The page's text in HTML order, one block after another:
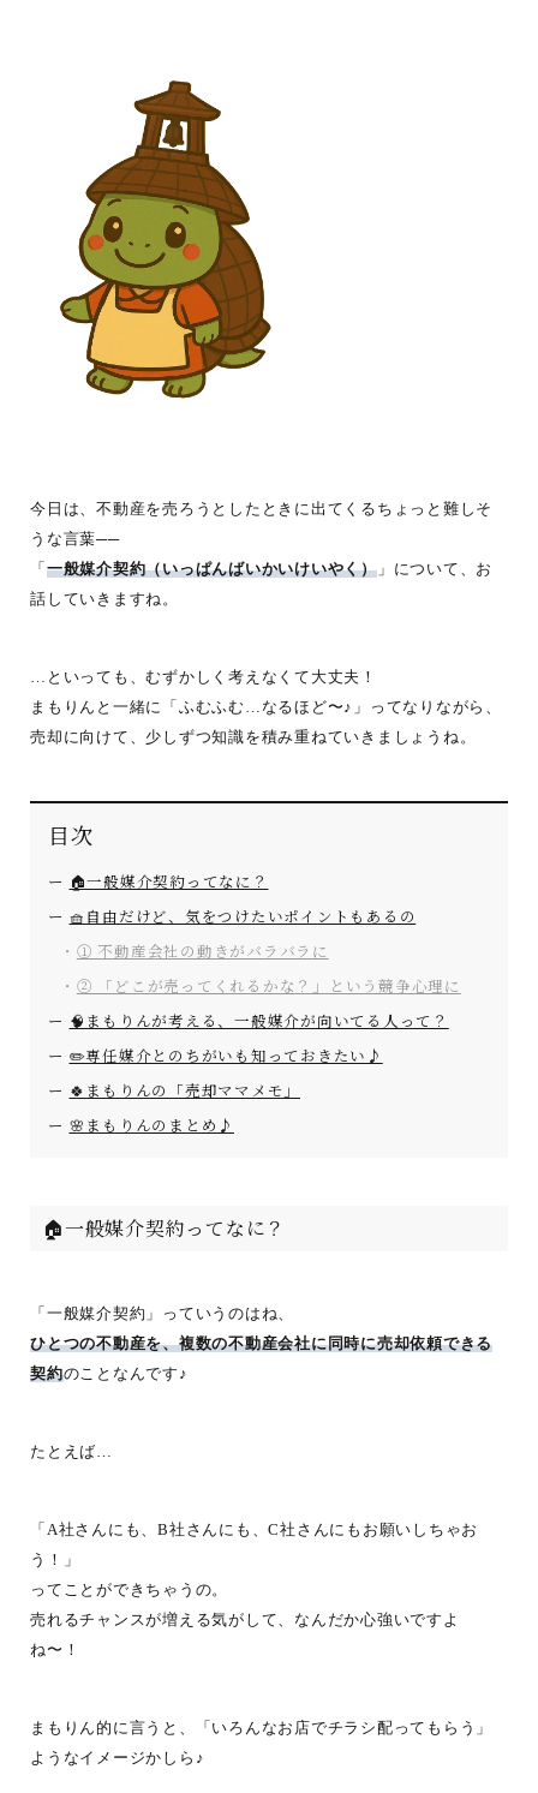
今日は、不動産を売ろうとしたときに出てくるちょっと難しそ
うな言葉──
「 一般媒介契約（いっぱんばいかいけいやく）」について、お
話していきますね。
…といっても、むずかしく考えなくて大丈夫！
まもりんと一緒に「ふむふむ…なるほど〜♪」ってなりながら、
売却に向けて、少しずつ知識を積み重ねていきましょうね。
目次
🏠一般媒介契約ってなに？
🧺自由だけど、気をつけたいポイントもあるの
① 不動産会社の動きがバラバラに
② 「どこが売ってくれるかな？」という競争心理に
🧠まもりんが考える、一般媒介が向いてる人って？
✏️専任媒介とのちがいも知っておきたい♪
🍀まもりんの「売却ママメモ」
🌸まもりんのまとめ♪
🏠一般媒介契約ってなに？
「一般媒介契約」っていうのはね、
ひとつの不動産を、複数の不動産会社に同時に売却依頼できる
契約のことなんです♪
たとえば…
「A社さんにも、B社さんにも、C社さんにもお願いしちゃお
う！」
ってことができちゃうの。
売れるチャンスが増える気がして、なんだか心強いですよ
ね〜！
まもりん的に言うと、「いろんなお店でチラシ配ってもらう」
ようなイメージかしら♪